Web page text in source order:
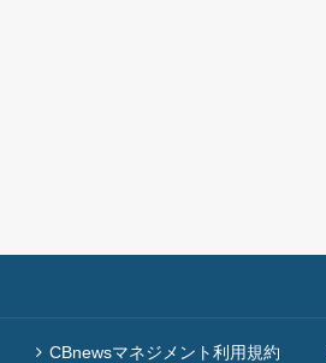
CBnewsマネジメント利用規約